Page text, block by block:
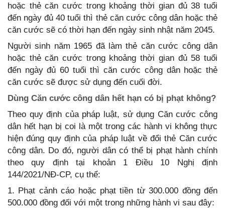
hoặc thẻ căn cước trong khoảng thời gian đủ 38 tuổi
đến ngày đủ 40 tuổi thì thẻ căn cước công dân hoặc thẻ
căn cước sẽ có thời hạn đến ngày sinh nhật năm 2045.
Người sinh năm 1965 đã làm thẻ căn cước công dân
hoặc thẻ căn cước trong khoảng thời gian đủ 58 tuổi
đến ngày đủ 60 tuổi thì căn cước công dân hoặc thẻ
căn cước sẽ được sử dụng đến cuối đời.
Dùng Căn cước công dân hết hạn có bị phạt không?
Theo quy định của pháp luật, sử dụng Căn cước công
dân hết hạn bị coi là một trong các hành vi không thực
hiện đúng quy định của pháp luật về đổi thẻ Căn cước
công dân. Do đó, người dân có thể bị phạt hành chính
theo quy định tại khoản 1 Điều 10 Nghị định
144/2021/NĐ-CP, cụ thể:
1. Phạt cảnh cáo hoặc phạt tiền từ 300.000 đồng đến
500.000 đồng đối với một trong những hành vi sau đây: